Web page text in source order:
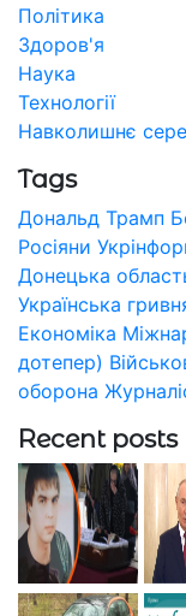
Політика
Здоров'я
Наука
Технології
Навколишнє
Tags
Дональд Трамп
Росіяни
Донецька
Українська
Економіка
дотепер)
оборона
Recent posts